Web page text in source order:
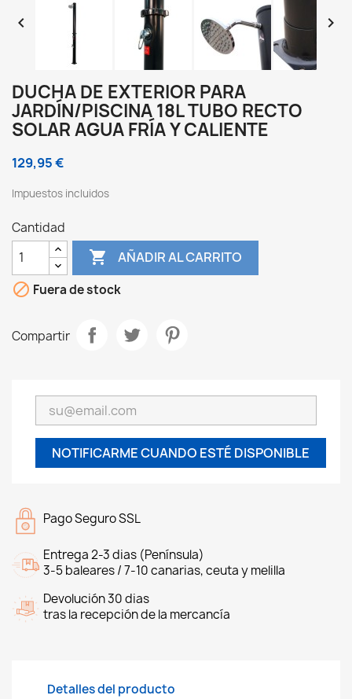
 
DUCHA DE EXTERIOR PARA
JARDÍN/PISCINA 18L TUBO RECTO
SOLAR AGUA FRÍA Y CALIENTE
129,95 €
Impuestos incluidos
Cantidad
 AÑADIR AL CARRITO
 Fuera de stock
Compartir
NOTIFICARME CUANDO ESTÉ DISPONIBLE
Pago Seguro SSL
Entrega 2-3 dias (Península)
3-5 baleares / 7-10 canarias, ceuta y melilla
Devolución 30 dias
tras la recepción de la mercancía
Detalles del producto